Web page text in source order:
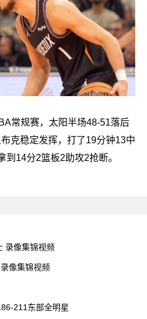
常规赛，太阳半场48-51落后
克稳定发挥，打了19分钟13中
14分2篮板2助攻2抢断。
录像集锦视频
像集锦视频
211东部全明星